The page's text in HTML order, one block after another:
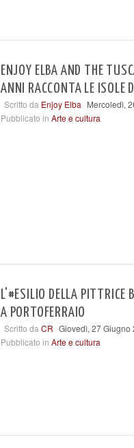
ENJOY ELBA AND THE
ANNI RACCONTA LE ISOLE
Scritto da Enjoy Elba Mercoledì,
Pubblicato in Arte e cultura
L'#ESILIO DELLA PITTRICE
A PORTOFERRAIO
Scritto da CR Giovedì, 27 Giugno
Pubblicato in Arte e cultura